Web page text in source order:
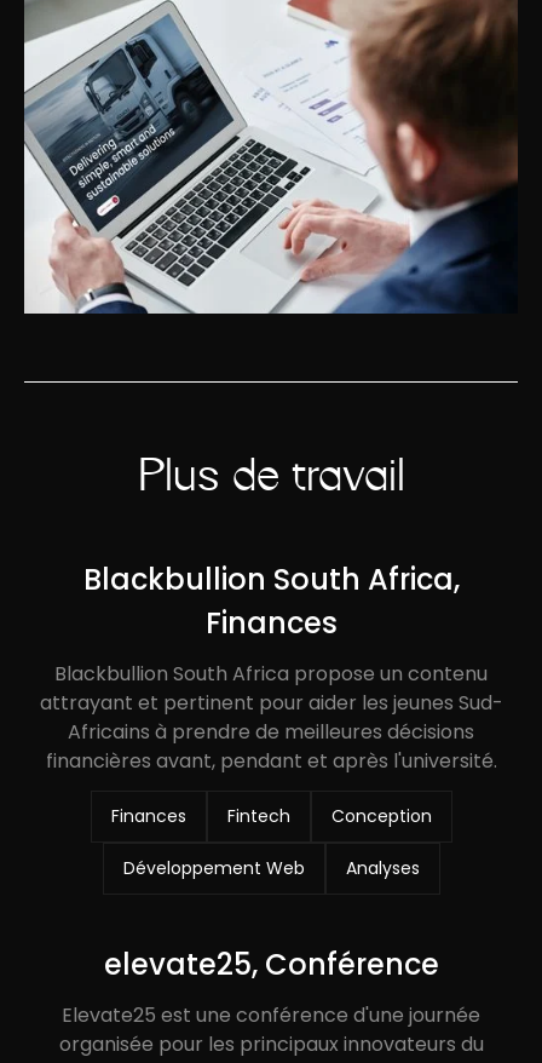
Plus de travail
Blackbullion South Africa,
Finances
Blackbullion South Africa propose un contenu
attrayant et pertinent pour aider les jeunes Sud-
Africains à prendre de meilleures décisions
financières avant, pendant et après l'université.
Finances Fintech Conception
Développement Web Analyses
elevate25, Conférence
Elevate25 est une conférence d'une journée
organisée pour les principaux innovateurs du